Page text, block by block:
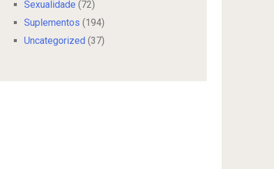
Sexualidade (72)
Suplementos (194)
Uncategorized (37)